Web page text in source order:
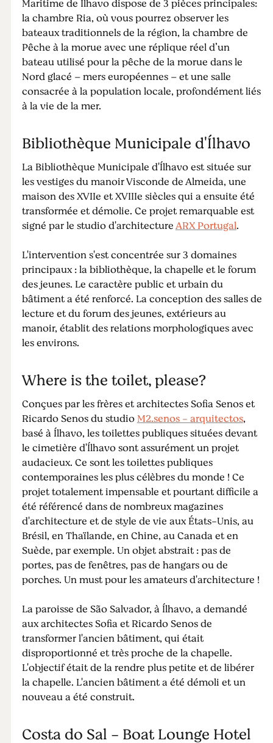
Maritime de Ílhavo dispose de 3 pièces principales:
la chambre Ria, où vous pourrez observer les
bateaux traditionnels de la région, la chambre de
Pêche à la morue avec une réplique réel d’un
bateau utilisé pour la pêche de la morue dans le
Nord glacé – mers européennes – et une salle
consacrée à la population locale, profondément liés
à la vie de la mer.
Bibliothèque Municipale d'Ílhavo
La Bibliothèque Municipale d'Ílhavo est située sur
les vestiges du manoir Visconde de Almeida, une
maison des XVIIe et XVIIIe siècles qui a ensuite été
transformée et démolie. Ce projet remarquable est
signé par le studio d'architectureARX Portugal.
L'intervention s'est concentrée sur 3 domaines
principaux : la bibliothèque, la chapelle et le forum
des jeunes. Le caractère public et urbain du
bâtiment a été renforcé. La conception des salles de
lecture et du forum des jeunes, extérieurs au
manoir, établit des relations morphologiques avec
les environs.
Where is the toilet, please?
Conçues par les frères et architectes Sofia Senos et
Ricardo Senos du studioM2.senos - arquitectos,
basé à Ílhavo, les toilettes publiques situées devant
le cimetière d'Ílhavo sont assurément un projet
audacieux. Ce sont les toilettes publiques
contemporaines les plus célèbres du monde ! Ce
projet totalement impensable et pourtant difficile a
été référencé dans de nombreux magazines
d'architecture et de style de vie aux États-Unis, au
Brésil, en Thaïlande, en Chine, au Canada et en
Suède, par exemple. Un objet abstrait : pas de
portes, pas de fenêtres, pas de hangars ou de
porches. Un must pour les amateurs d'architecture !
La paroisse de São Salvador, à Ílhavo, a demandé
aux architectes Sofia et Ricardo Senos de
transformer l'ancien bâtiment, qui était
disproportionné et très proche de la chapelle.
L'objectif était de la rendre plus petite et de libérer
la chapelle. L'ancien bâtiment a été démoli et un
nouveau a été construit.
Costa do Sal - Boat Lounge Hotel